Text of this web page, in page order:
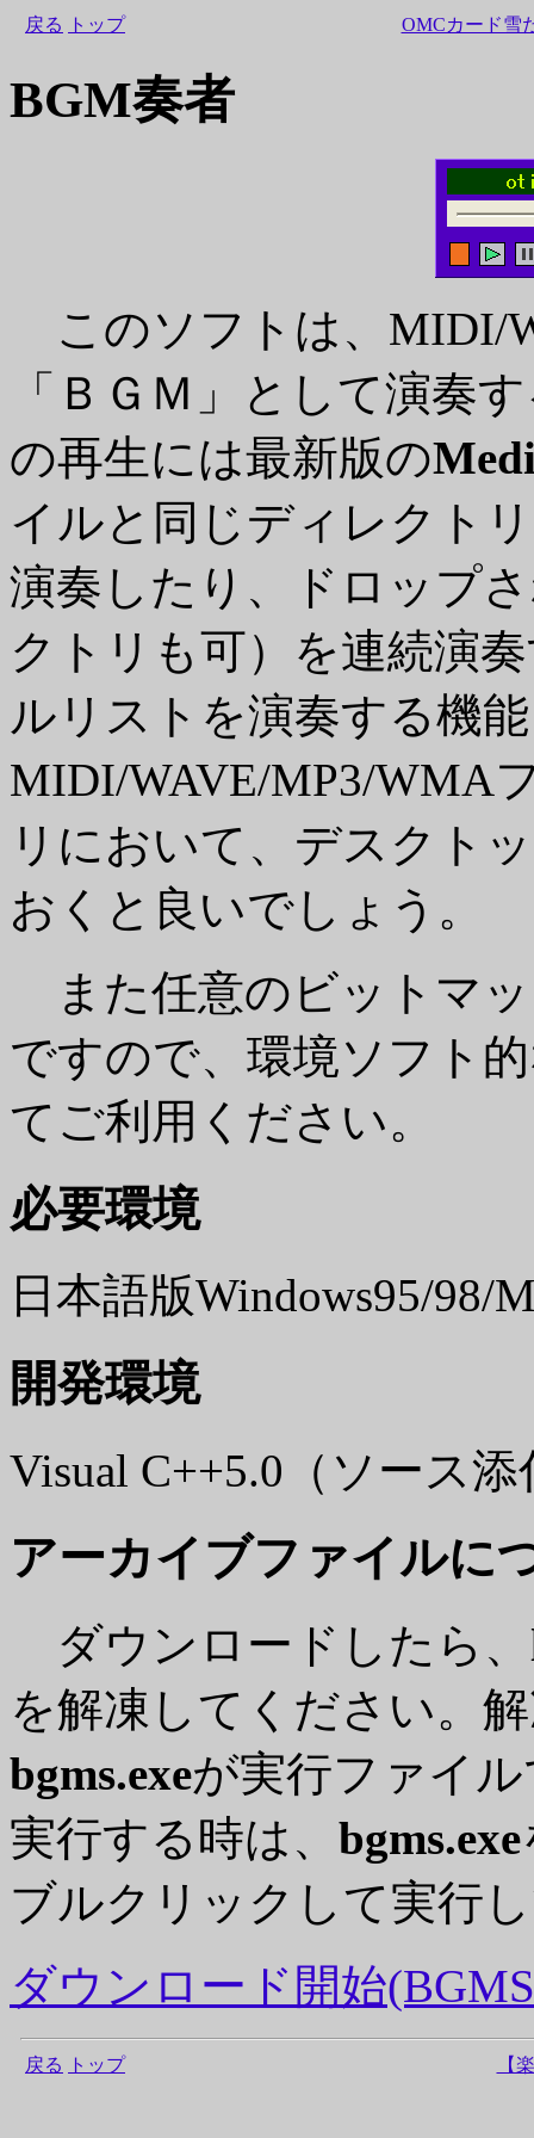
戻る トップ OMCカード雪
BGM奏者
このソフトは、MIDI/
「ＢＧＭ」として演奏
の再生には最新版の
イルと同じディレクト
演奏したり、ドロップ
クトリも可）を連続演
ルリストを演奏する機
MIDI/WAVE/MP3/WMA
リにおいて、デスクト
おくと良いでしょう。
また任意のビットマ
ですので、環境ソフト
てご利用ください。
必要環境
日本語版Windows95/98/
開発環境
Visual C++5.0（ソース添
アーカイブファイルに
ダウンロードしたら、
を解凍してください。
bgms.exeが実行ファイ
実行する時は、 bgms.exe
ブルクリックして実行
ダウンロード開始
戻る トップ 【